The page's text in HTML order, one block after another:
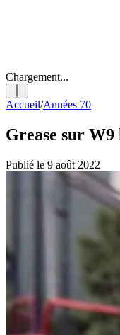
Chargement...
Accueil/Années 70
Grease sur
Publié le 9 août 2022